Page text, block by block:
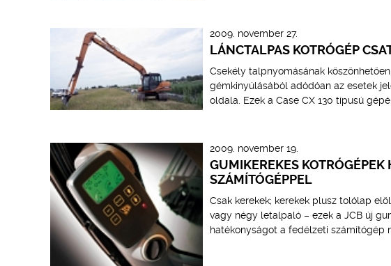
2009. november 27.
LÁNCTALPAS KOTRÓGÉP
Csekély talpnyomásának
gémkinyúlásából adódóan az esetek
oldala. Ezek a Case CX 130 típusú
2009. november 19.
GUMIKEREKES
SZÁMÍTÓGÉPPEL
Csak kerekek; kerekek plusz tolólap
vagy négy letalpaló – ezek a JCB új
hatékonyságot a fedélzeti számítógép